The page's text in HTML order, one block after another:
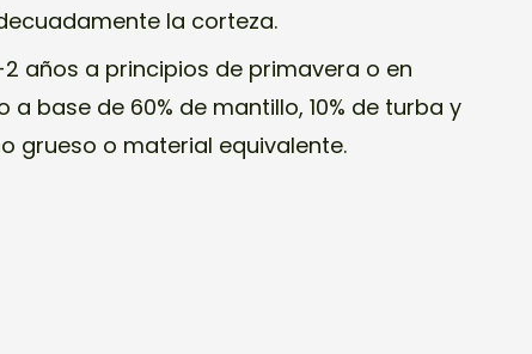
la corteza.
2 años a principios de primavera o en
base de 60% de mantillo, 10% de turba y
grueso o material equivalente.